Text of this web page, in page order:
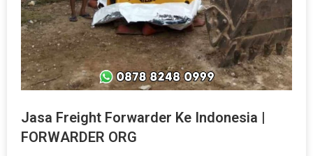
Jasa Freight Forwarder Ke Indonesia |
FORWARDER ORG